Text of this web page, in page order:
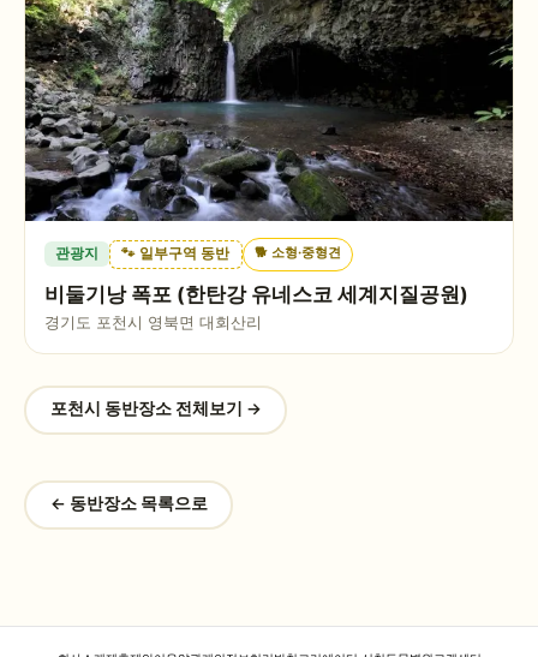
관광지 🐾 일부구역 동반 🐕 소형·중형견
비둘기낭 폭포 (한탄강 유네스코 세계지질공원)
경기도 포천시 영북면 대회산리
포천시 동반장소 전체보기 →
← 동반장소 목록으로